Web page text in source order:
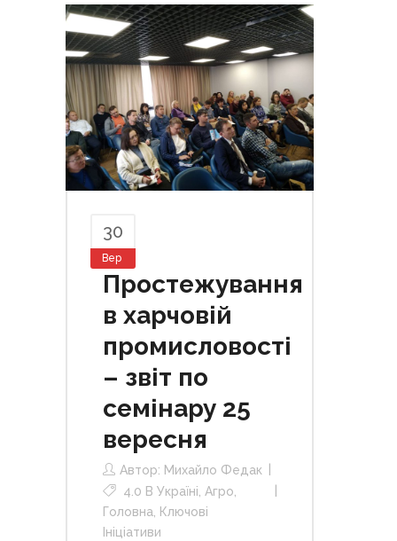
30
Вер
Простежування
в харчовій
промисловості
– звіт по
семінару 25
вересня
Автор: Михайло Федак
4.0 В Україні, Агро,
Головна, Ключові
Ініціативи